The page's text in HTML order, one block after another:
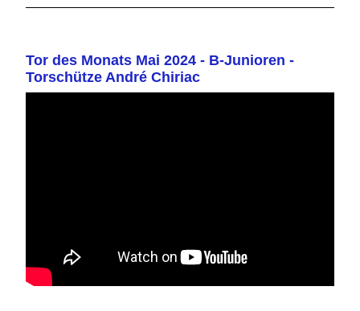
Tor des Monats Mai 2024 - B-Junioren -
Torschütze André Chiriac